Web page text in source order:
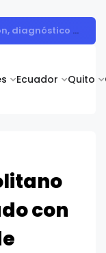
Ecuador Quito
Vita Alimentos destaca el trabajo del campo como el primer paso hacia productos de excelencia.
con